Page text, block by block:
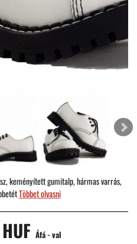
keményített gumitalp, hármas varrás,
Többet olvasni
Áfá - val